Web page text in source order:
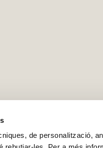
de personalització,